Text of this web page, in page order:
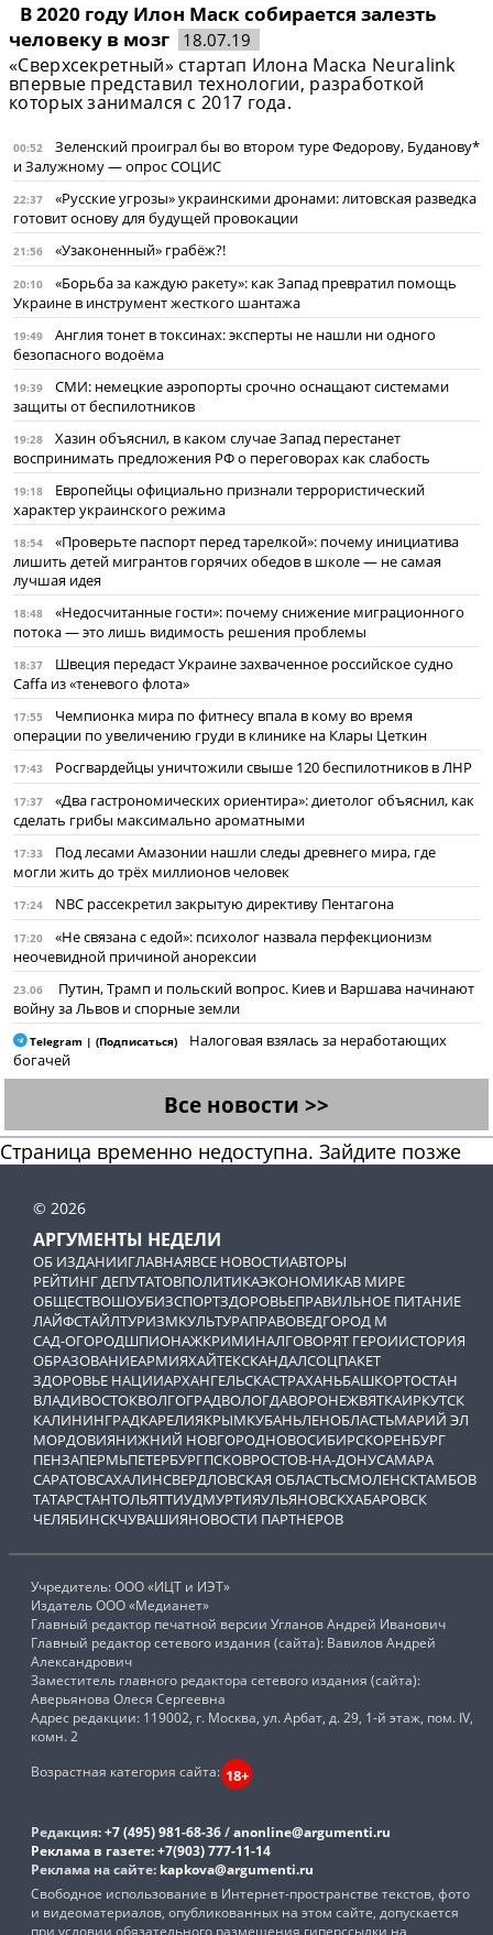
В 2020 году Илон Маск собирается залезть
человеку в мозг
18.07.19
«Сверхсекретный» стартап Илона Маска Neuralink
впервые представил технологии, разработкой
которых занимался с 2017 года.
00:52
Зеленский проиграл бы во втором туре Федорову, Буданову*
и Залужному — опрос СОЦИС
22:37
«Русские угрозы» украинскими дронами: литовская разведка
готовит основу для будущей провокации
21:56 «Узаконенный» грабёж?!
20:10
«Борьба за каждую ракету»: как Запад превратил помощь
Украине в инструмент жесткого шантажа
19:49
Англия тонет в токсинах: эксперты не нашли ни одного
безопасного водоёма
19:39
СМИ: немецкие аэропорты срочно оснащают системами
защиты от беспилотников
19:28
Хазин объяснил, в каком случае Запад перестанет
воспринимать предложения РФ о переговорах как слабость
19:18
Европейцы официально признали террористический
характер украинского режима
18:54
«Проверьте паспорт перед тарелкой»: почему инициатива
лишить детей мигрантов горячих обедов в школе — не самая
лучшая идея
18:48
«Недосчитанные гости»: почему снижение миграционного
потока — это лишь видимость решения проблемы
18:37
Швеция передаст Украине захваченное российское судно
Caffa из «теневого флота»
17:55
Чемпионка мира по фитнесу впала в кому во время
операции по увеличению груди в клинике на Клары Цеткин
17:43 Росгвардейцы уничтожили свыше 120 беспилотников в ЛНР
17:37
«Два гастрономических ориентира»: диетолог объяснил, как
сделать грибы максимально ароматными
17:33
Под лесами Амазонии нашли следы древнего мира, где
могли жить до трёх миллионов человек
17:24 NBC рассекретил закрытую директиву Пентагона
17:20
«Не связана с едой»: психолог назвала перфекционизм
неочевидной причиной анорексии
23.06
Путин, Трамп и польский вопрос. Киев и Варшава начинают
войну за Львов и спорные земли
Telegram | (Подписаться)
Налоговая взялась за неработающих
богачей
Все новости >>
Страница временно недоступна. Зайдите позже
© 2026
АРГУМЕНТЫ НЕДЕЛИ
ОБ ИЗДАНИИГЛАВНАЯВСЕ НОВОСТИАВТОРЫ
РЕЙТИНГ ДЕПУТАТОВПОЛИТИКАЭКОНОМИКАВ МИРЕ
ОБЩЕСТВОШОУБИЗСПОРТЗДОРОВЬЕПРАВИЛЬНОЕ ПИТАНИЕ
ЛАЙФСТАЙЛТУРИЗМКУЛЬТУРАПРАВОВЕДГОРОД М
САД-ОГОРОДШПИОНАЖКРИМИНАЛГОВОРЯТ ГЕРОИИСТОРИЯ
ОБРАЗОВАНИЕАРМИЯХАЙТЕКСКАНДАЛСОЦПАКЕТ
ЗДОРОВЬЕ НАЦИИАРХАНГЕЛЬСКАСТРАХАНЬБАШКОРТОСТАН
ВЛАДИВОСТОКВОЛГОГРАДВОЛОГДАВОРОНЕЖВЯТКАИРКУТСК
КАЛИНИНГРАДКАРЕЛИЯКРЫМКУБАНЬЛЕНОБЛАСТЬМАРИЙ ЭЛ
МОРДОВИЯНИЖНИЙ НОВГОРОДНОВОСИБИРСКОРЕНБУРГ
ПЕНЗАПЕРМЬПЕТЕРБУРГПСКОВРОСТОВ-НА-ДОНУСАМАРА
САРАТОВСАХАЛИНСВЕРДЛОВСКАЯ ОБЛАСТЬСМОЛЕНСКТАМБОВ
ТАТАРСТАНТОЛЬЯТТИУДМУРТИЯУЛЬЯНОВСКХАБАРОВСК
ЧЕЛЯБИНСКЧУВАШИЯНОВОСТИ ПАРТНЕРОВ
Учредитель: ООО «ИЦТ и ИЭТ»
Издатель ООО «Медианет»
Главный редактор печатной версии Угланов Андрей Иванович
Главный редактор сетевого издания (сайта): Вавилов Андрей
Александрович
Заместитель главного редактора сетевого издания (сайта):
Аверьянова Олеся Сергеевна
Адрес редакции: 119002, г. Москва, ул. Арбат, д. 29, 1-й этаж, пом. IV,
комн. 2
Возрастная категория сайта: 18+
Редакция:+7 (495) 981-68-36/anonline@argumenti.ru
Реклама в газете:+7(903) 777-11-14
Реклама на сайте: kapkova@argumenti.ru
Свободное использование в Интернет-пространстве текстов, фото
и видеоматериалов, опубликованных на этом сайте, допускается